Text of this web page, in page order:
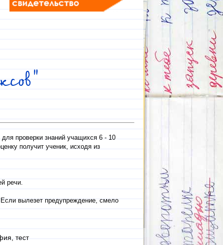
проверки знаний учащихся 6 - 10
получит ученик, исходя из
речи.
вылезет предупреждение, смело
тест